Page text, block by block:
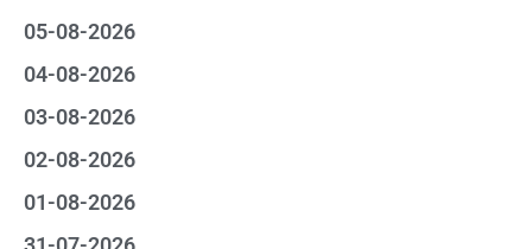
05-08-2026
04-08-2026
03-08-2026
02-08-2026
01-08-2026